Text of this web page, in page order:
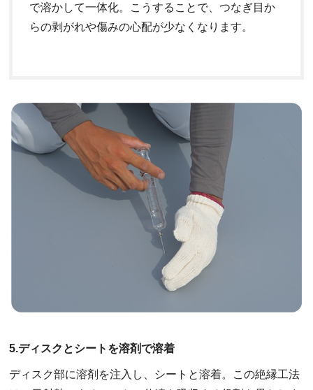
で溶かして一体化。こうすることで、つなぎ目か
らの剥がれや傷みの心配が少なくなります。
5.ディスクとシートを溶剤で溶着
ディスク部に溶剤を注入し、シートと溶着。この絶縁工法